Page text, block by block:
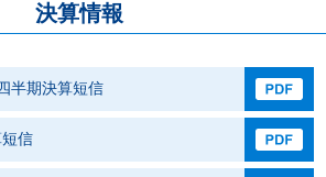
決算情報
期決算短信
信